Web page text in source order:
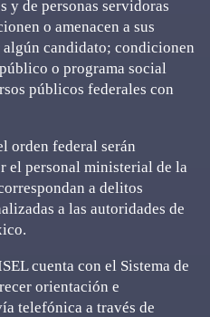
y de personas servidoras
o amenacen a sus
candidato; condicionen
o programa social
públicos federales con
orden federal serán
el personal ministerial de la
a delitos
a las autoridades de
cuenta con el Sistema de
orientación e
telefónica a través de